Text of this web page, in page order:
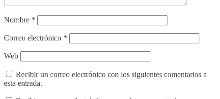
Nombre *
Correo electrónico *
Web
Recibir un correo electrónico con los siguientes comentarios a
esta entrada.